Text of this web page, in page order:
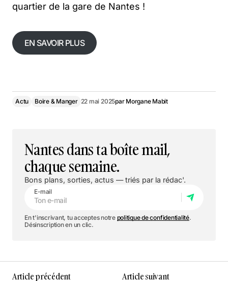
quartier de la gare de Nantes !
EN SAVOIR PLUS
Actu Boire & Manger 22 mai 2025par Morgane Mabit
Nantes dans ta boîte mail,
chaque semaine.
Bons plans, sorties, actus — triés par la rédac'.
E-mail
En t'inscrivant, tu acceptes notre politique de confidentialité.
Désinscription en un clic.
Article précédent Article suivant